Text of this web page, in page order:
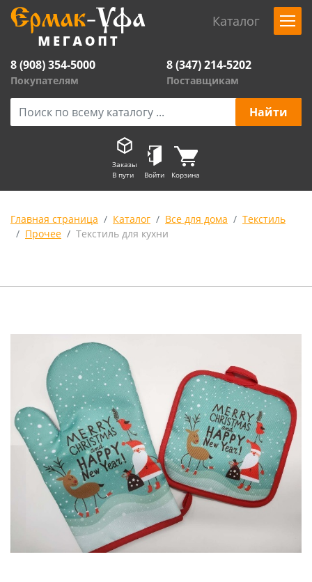
Каталог
8 (908) 354-5000
Покупателям
8 (347) 214-5202
Поставщикам
Заказы
В пути
Войти Корзина
Главная страница Каталог Все для дома
Текстиль
Прочее
Текстиль для кухни